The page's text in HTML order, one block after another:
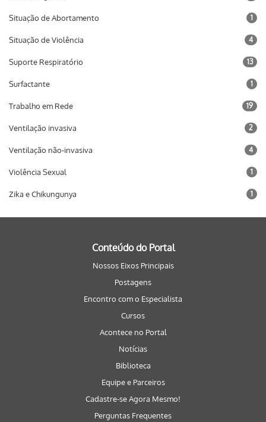
Situação de Abortamento 1
Situação de Violência 4
Suporte Respiratório 13
Surfactante 1
Trabalho em Rede 19
Ventilação invasiva 2
Ventilação não-invasiva 4
Violência Sexual 1
Zika e Chikungunya 1
Conteúdo do Portal
Nossos Eixos Principais
Postagens
Encontro com o Especialista
Cursos
Acontece no Portal
Notícias
Biblioteca
Equipe e Parceiros
Cadastre-se Agora Mesmo!
Perguntas Frequentes